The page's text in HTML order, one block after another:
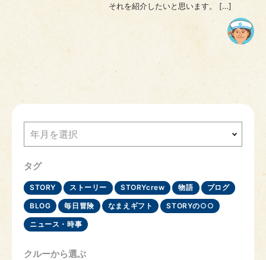
それを紹介したいと思います。 […]
年月を選択
タグ
STORY ストーリー STORYcrew 物語 ブログ
BLOG 毎日冒険 なまえギフト STORYの○○
ニュース・時事
クルーから選ぶ